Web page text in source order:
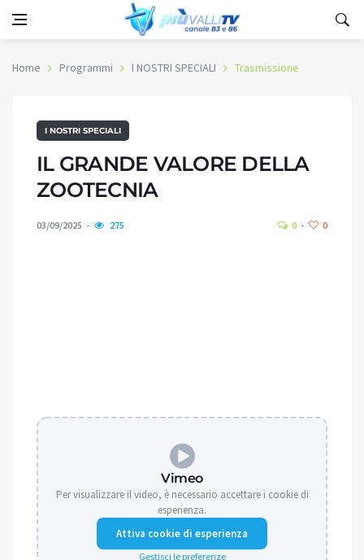
Home Programmi I NOSTRI SPECIALI Trasmissione
I NOSTRI SPECIALI
IL GRANDE VALORE DELLA
ZOOTECNIA
03/09/2025 275 0 0
Vimeo
Per visualizzare il video, è necessario accettare i cookie di
esperienza.
Attiva cookie di esperienza
Gestisci le preferenze